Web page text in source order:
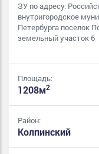
ЗУ по адресу:
внутригородское
Петербурга поселок
земельный участок 6
Площадь:
1208м2
Район:
Колпинский